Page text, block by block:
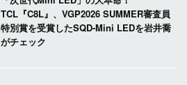
TCL『C8L』、VGP2026 SUMMER審査員
特別賞を受賞したSQD-Mini LEDを岩井喬
がチェック